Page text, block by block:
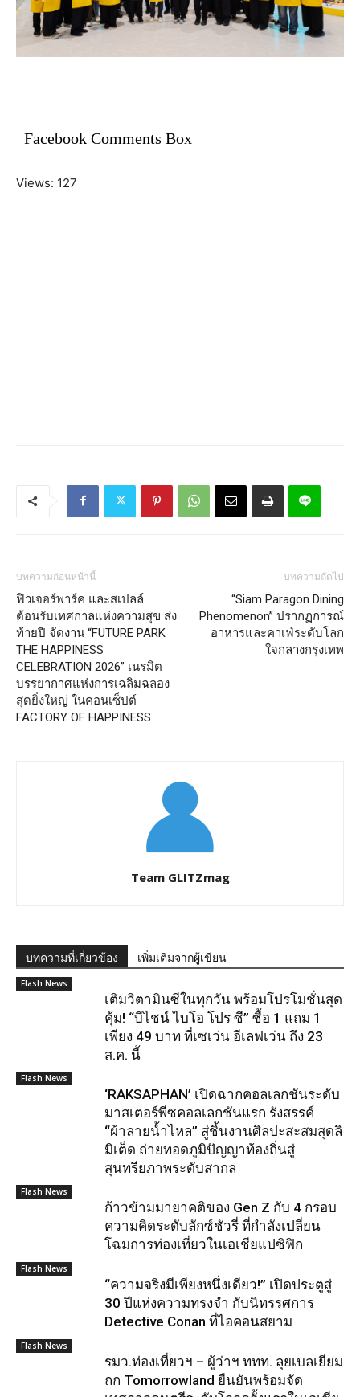
Facebook Comments Box
Views: 127
บทความก่อนหน้านี้
ฟิวเจอร์พาร์ค และสเปลล์
ต้อนรับเทศกาลแห่งความสุข ส่ง
ท้ายปี จัดงาน “FUTURE PARK
THE HAPPINESS
CELEBRATION 2026” เนรมิต
บรรยากาศแห่งการเฉลิมฉลอง
สุดยิ่งใหญ่ ในคอนเซ็ปต์
FACTORY OF HAPPINESS
บทความถัดไป
“Siam Paragon Dining
Phenomenon” ปรากฏการณ์
อาหารและคาเฟ่ระดับโลก
ใจกลางกรุงเทพ
Team GLITZmag
บทความที่เกี่ยวข้อง เพิ่มเติมจากผู้เขียน
Flash News
เติมวิตามินซีในทุกวัน พร้อมโปรโมชั่นสุด
คุ้ม! “บีไชน์ ไบโอ โปร ซี” ซื้อ 1 แถม 1
เพียง 49 บาท ที่เซเว่น อีเลฟเว่น ถึง 23
ส.ค. นี้
Flash News
‘RAKSAPHAN’ เปิดฉากคอลเลกชันระดับ
มาสเตอร์พีซคอลเลกชันแรก รังสรรค์
“ผ้าลายน้ำไหล” สู่ชิ้นงานศิลปะสะสมสุดลิ
มิเต็ด ถ่ายทอดภูมิปัญญาท้องถิ่นสู่
สุนทรียภาพระดับสากล
Flash News
ก้าวข้ามมายาคติของ Gen Z กับ 4 กรอบ
ความคิดระดับลักซ์ชัวรี่ ที่กำลังเปลี่ยน
โฉมการท่องเที่ยวในเอเชียแปซิฟิก
Flash News
“ความจริงมีเพียงหนึ่งเดียว!” เปิดประตูสู่
30 ปีแห่งความทรงจำ กับนิทรรศการ
Detective Conan ที่ไอคอนสยาม
Flash News
รมว.ท่องเที่ยวฯ – ผู้ว่าฯ ททท. ลุยเบลเยียม
ถก Tomorrowland ยืนยันพร้อมจัด